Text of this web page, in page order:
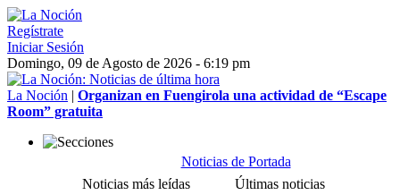
Regístrate
Iniciar Sesión
Domingo, 09 de Agosto de 2026 - 6:19 pm
La Noción | Organizan en Fuengirola una actividad de “Escape
Room” gratuita
Noticias de Portada
Noticias más leídas
Últimas noticias